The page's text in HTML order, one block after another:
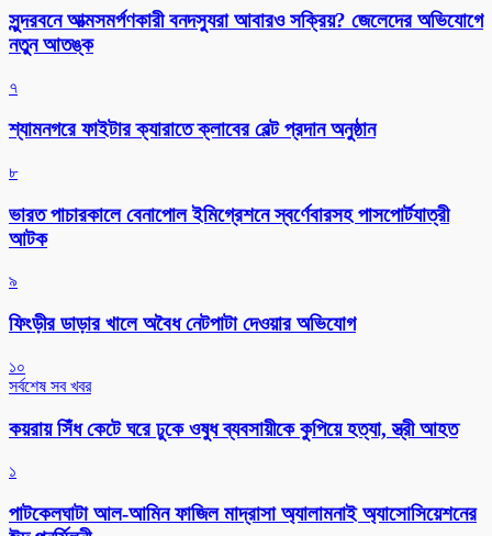
সুন্দরবনে আত্মসমর্পণকারী বনদস্যুরা আবারও সক্রিয়? জেলেদের অভিযোগে
নতুন আতঙ্ক
৭
শ্যামনগরে ফাইটার ক্যারাতে ক্লাবের বেল্ট প্রদান অনুষ্ঠান
৮
ভারত পাচারকালে বেনাপোল ইমিগ্রেশনে স্বর্ণেবারসহ পাসপোর্টযাত্রী
আটক
৯
ফিংড়ীর ডাড়ার খালে অবৈধ নেটপাটা দেওয়ার অভিযোগ
১০
সর্বশেষ সব খবর
কয়রায় সিঁধ কেটে ঘরে ঢুকে ওষুধ ব্যবসায়ীকে কুপিয়ে হত্যা, স্ত্রী আহত
১
পাটকেলঘাটা আল-আমিন ফাজিল মাদ্রাসা অ্যালামনাই অ্যাসোসিয়েশনের